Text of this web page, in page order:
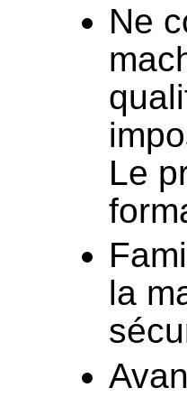
Ne
Le
la